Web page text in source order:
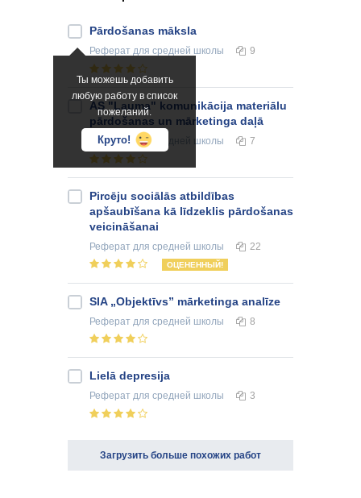
Ты можешь добавить
любую работу в список
пожеланий.
Круто!
Pārdošanas māksla
Реферат для средней школы 9
AS "Lauma" komunikācija materiālu
pārdošanas un mārketinga daļā
Реферат для средней школы 7
Pircēju sociālās atbildības
apšaubīšana kā līdzeklis pārdošanas
veicināšanai
Реферат для средней школы 22
ОЦЕНЕННЫЙ!
SIA „Objektīvs” mārketinga analīze
Реферат для средней школы 8
Lielā depresija
Реферат для средней школы 3
Загрузить больше похожих работ